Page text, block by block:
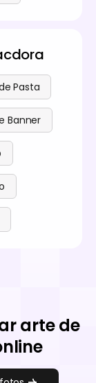
Pasta
Banner
arte de